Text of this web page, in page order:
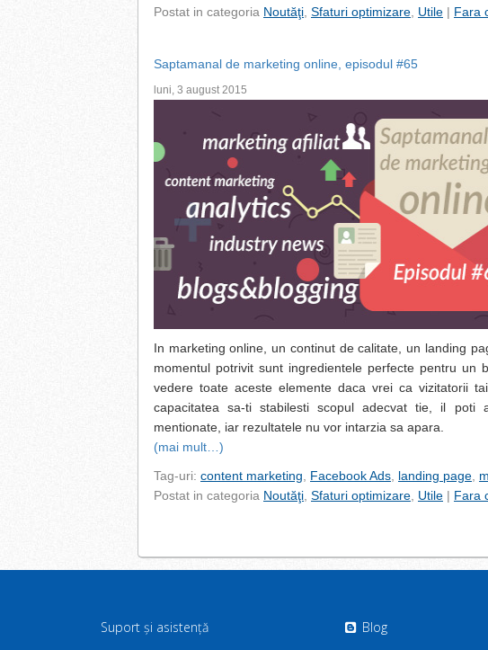
Postat in categoria Noutăţi Sfaturi optimizare Utile | Fara
Saptamanal de marketing online, episodul #65
luni, 3 august 2015
In marketing online, un continut de calitate, un landing
momentul potrivit sunt ingredientele perfecte pentru un
vedere toate aceste elemente daca vrei ca vizitatorii
capacitatea sa-ti stabilesti scopul adecvat tie, il poti
mentionate, iar rezultatele nu vor intarzia sa apara.
(mai mult…)
Tag-uri: content marketing Facebook Ads landing page
Postat in categoria Noutăţi Sfaturi optimizare Utile | Fara
Suport și asistență Blog